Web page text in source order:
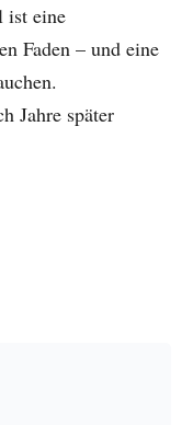
ist eine
Faden – und eine
Jahre später